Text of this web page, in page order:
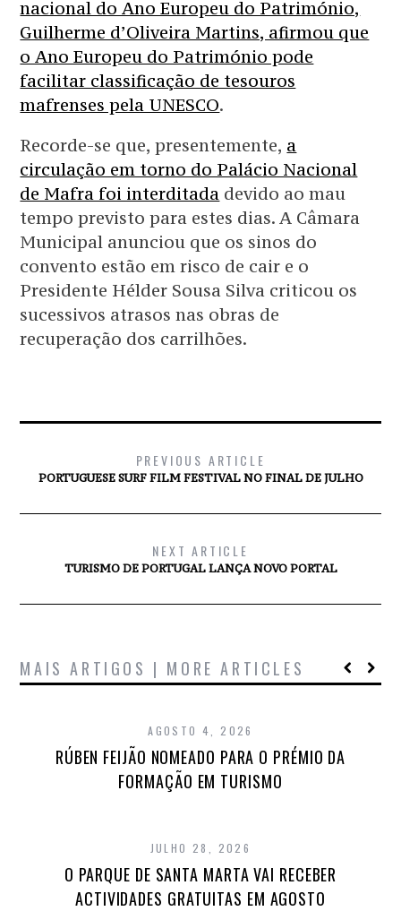
nacional do Ano Europeu do Património,
Guilherme d’Oliveira Martins, afirmou que
o Ano Europeu do Património pode
facilitar classificação de tesouros
mafrenses pela UNESCO.
Recorde-se que, presentemente, a
circulação em torno do Palácio Nacional
de Mafra foi interditada devido ao mau
tempo previsto para estes dias. A Câmara
Municipal anunciou que os sinos do
convento estão em risco de cair e o
Presidente Hélder Sousa Silva criticou os
sucessivos atrasos nas obras de
recuperação dos carrilhões.
PREVIOUS ARTICLE
PORTUGUESE SURF FILM FESTIVAL NO FINAL DE JULHO
NEXT ARTICLE
TURISMO DE PORTUGAL LANÇA NOVO PORTAL
MAIS ARTIGOS | MORE ARTICLES
AGOSTO 4, 2026
RÚBEN FEIJÃO NOMEADO PARA O PRÉMIO DA
FORMAÇÃO EM TURISMO
JULHO 28, 2026
O PARQUE DE SANTA MARTA VAI RECEBER
ACTIVIDADES GRATUITAS EM AGOSTO